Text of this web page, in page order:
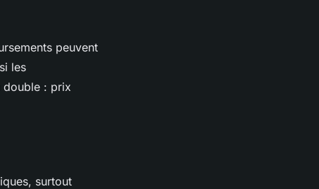
peuvent
les
double : prix
surtout